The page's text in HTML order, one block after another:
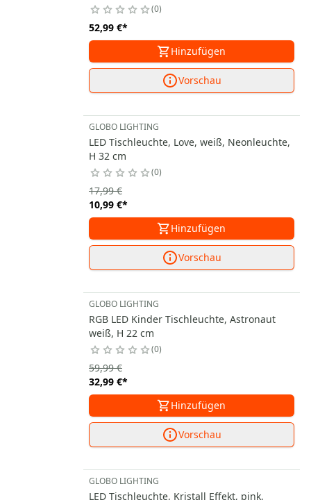
0
52,99 €*
Hinzufügen
Vorschau
GLOBO LIGHTING
LED Tischleuchte, Love, weiß, Neonleuchte,
H 32 cm
0
10,99 €*
17,99 €
Hinzufügen
Vorschau
GLOBO LIGHTING
RGB LED Kinder Tischleuchte, Astronaut
weiß, H 22 cm
0
32,99 €*
59,99 €
Hinzufügen
Vorschau
GLOBO LIGHTING
LED Tischleuchte, Kristall Effekt, pink,